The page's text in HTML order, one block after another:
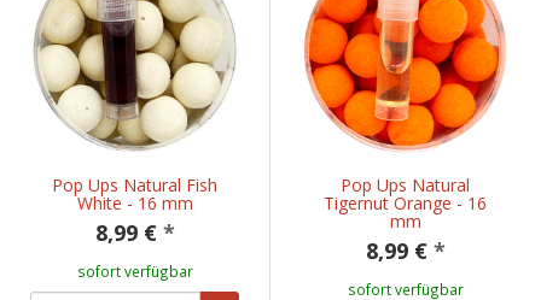
Pop Ups Natural Fish
White - 16 mm
8,99 € *
sofort verfügbar
Pop Ups Natural
Tigernut Orange - 16
mm
8,99 € *
sofort verfügbar